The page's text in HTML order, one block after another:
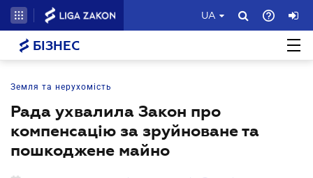
UA
БІЗНЕС
Земля та нерухомість
Рада ухвалила Закон про
компенсацію за зруйноване та
пошкоджене майно